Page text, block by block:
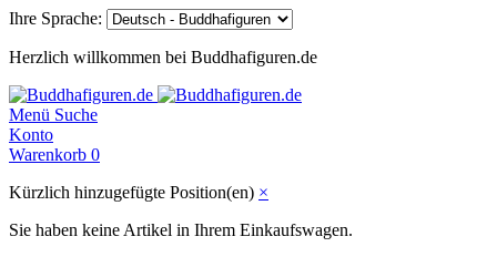
Ihre Sprache:
Herzlich willkommen bei Buddhafiguren.de
Menü Suche
Konto
Warenkorb 0
Kürzlich hinzugefügte Position(en) ×
Sie haben keine Artikel in Ihrem Einkaufswagen.